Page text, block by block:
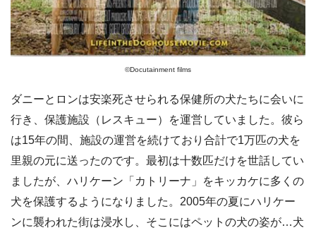
©️Docutainment films
ダニーとロンは安楽死させられる保健所の犬たちに会いに
行き、保護施設（レスキュー）を運営していました。彼ら
は15年の間、施設の運営を続けており合計で1万匹の犬を
里親の元に送ったのです。最初は十数匹だけを世話してい
ましたが、ハリケーン「カトリーナ」をキッカケに多くの
犬を保護するようになりました。2005年の夏にハリケー
ンに襲われた街は浸水し、そこにはペットの犬の姿が…犬